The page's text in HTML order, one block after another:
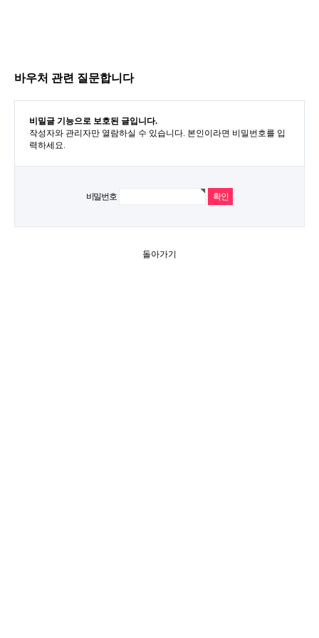
바우처 관련 질문합니다
비밀글 기능으로 보호된 글입니다.
작성자와 관리자만 열람하실 수 있습니다. 본인이라면 비밀번호를 입
력하세요.
비밀번호
돌아가기